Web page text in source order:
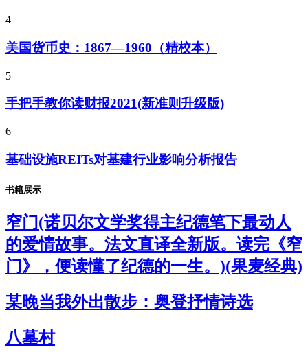
4
美国货币史：1867—1960（精校本）
5
手把手教你读财报2021(新准则升级版)
6
基础设施REITs对基建行业影响分析报告
书籍展示
窄门(诺贝尔文学奖得主纪德笔下最动人
的爱情故事。法文直译全新版。读完《窄
门》，便读懂了纪德的一生。)(果麦经典)
某晚当我外出散步：奥登抒情诗选
八墓村